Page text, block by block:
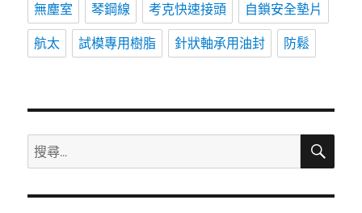
無塵室 琴鋼線 考克快速接頭 自鎖安全墊片
航太 試模專用樹脂 針狀軸承用油封 防鬆
搜
尋
搜